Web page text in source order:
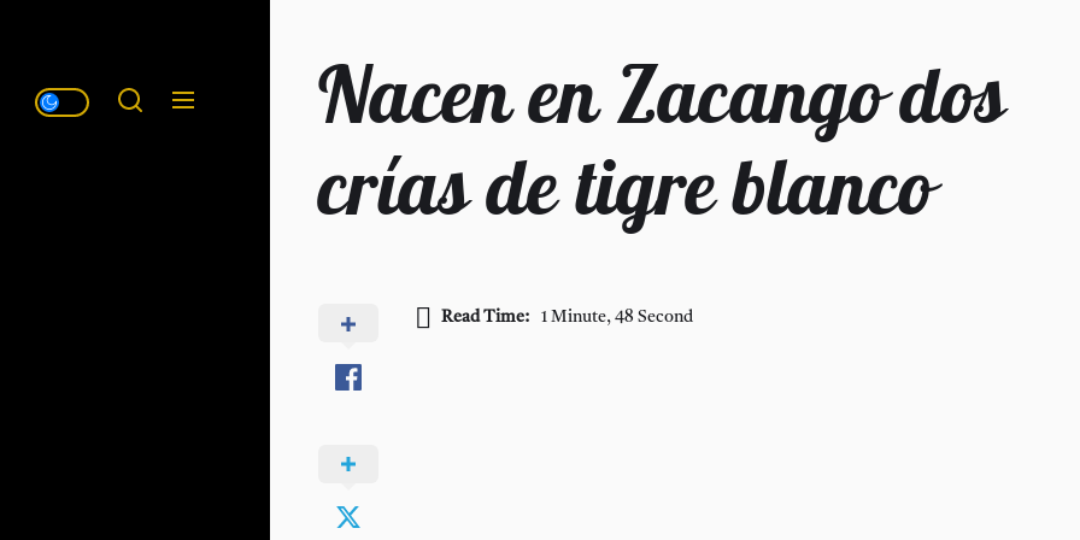
Nacen en Zacango dos
crías de tigre blanco
Read Time: 1 Minute, 48 Second